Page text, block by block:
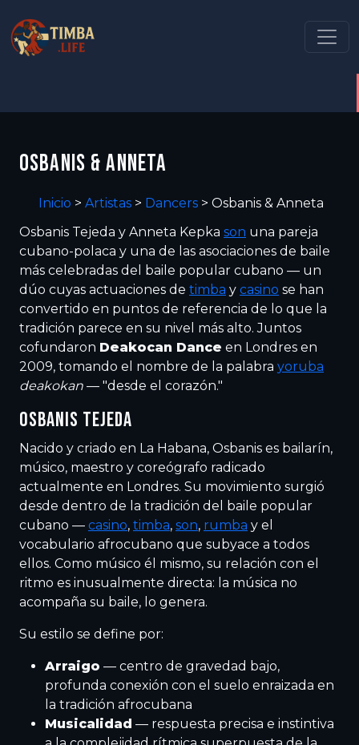
OSBANIS & ANNETA
Inicio > Artistas > Dancers > Osbanis & Anneta
Osbanis Tejeda y Anneta Kepka son una pareja
cubano-polaca y una de las asociaciones de baile
más celebradas del baile popular cubano — un
dúo cuyas actuaciones de timba y casino se han
convertido en puntos de referencia de lo que la
tradición parece en su nivel más alto. Juntos
cofundaron Deakocan Dance en Londres en
2009, tomando el nombre de la palabra yoruba
deakokan — "desde el corazón."
OSBANIS TEJEDA
Nacido y criado en La Habana, Osbanis es bailarín,
músico, maestro y coreógrafo radicado
actualmente en Londres. Su movimiento surgió
desde dentro de la tradición del baile popular
cubano — casino, timba, son, rumba y el
vocabulario afrocubano que subyace a todos
ellos. Como músico él mismo, su relación con el
ritmo es inusualmente directa: la música no
acompaña su baile, lo genera.
Su estilo se define por:
Arraigo — centro de gravedad bajo,
profunda conexión con el suelo enraizada en
la tradición afrocubana
Musicalidad — respuesta precisa e instintiva